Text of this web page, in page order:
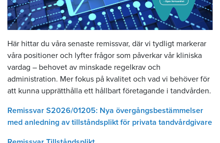
Här hittar du våra senaste remissvar, där vi tydligt markerar
våra positioner och lyfter frågor som påverkar vår kliniska
vardag – behovet av minskade regelkrav och
administration. Mer fokus på kvalitet och vad vi behöver för
att kunna upprätthålla ett hållbart företagande i tandvården.
Remissvar S2026/01205: Nya övergångsbestämmelser
med anledning av tillståndsplikt för privata tandvårdgivare